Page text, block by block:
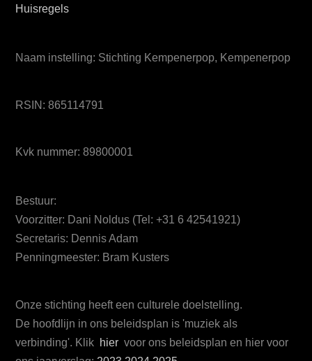
Huisregels
Naam instelling: Stichting Kempenerpop, Kempenerpop
RSIN: 865114791
Kvk nummer: 89800001
Bestuur:
Voorzitter: Dani Noldus (Tel: +31 6 42541921)
Secretaris: Dennis Adam
Penningmeester: Bram Kusters
Onze stichting heeft een culturele doelstelling.
De hoofdlijn in ons beleidsplan is 'muziek als
verbinding'. Klik hier voor ons beleidsplan en hier voor